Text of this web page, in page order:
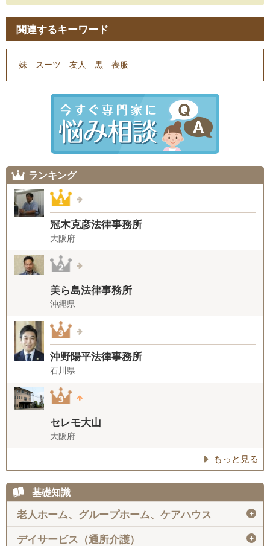
関連するキーワード
妹 スーツ 友人 黒 喪服
ランキング
冠木克彦法律事務所
大阪府
美ら島法律事務所
沖縄県
沖野陽平法律事務所
石川県
セレモ大山
大阪府
もっと見る
基礎知識
老人ホーム、グループホーム、ケアハウス ＋
デイサービス（通所介護） ＋